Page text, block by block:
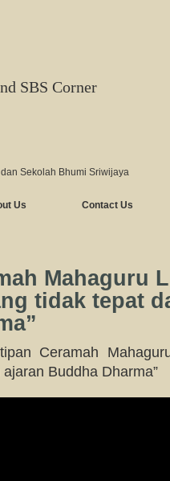
SBS Corner
Sekolah Bhumi Sriwijaya
Us Contact Us
Mahaguru
tidak tepat
Ceramah
Buddha Dharma”